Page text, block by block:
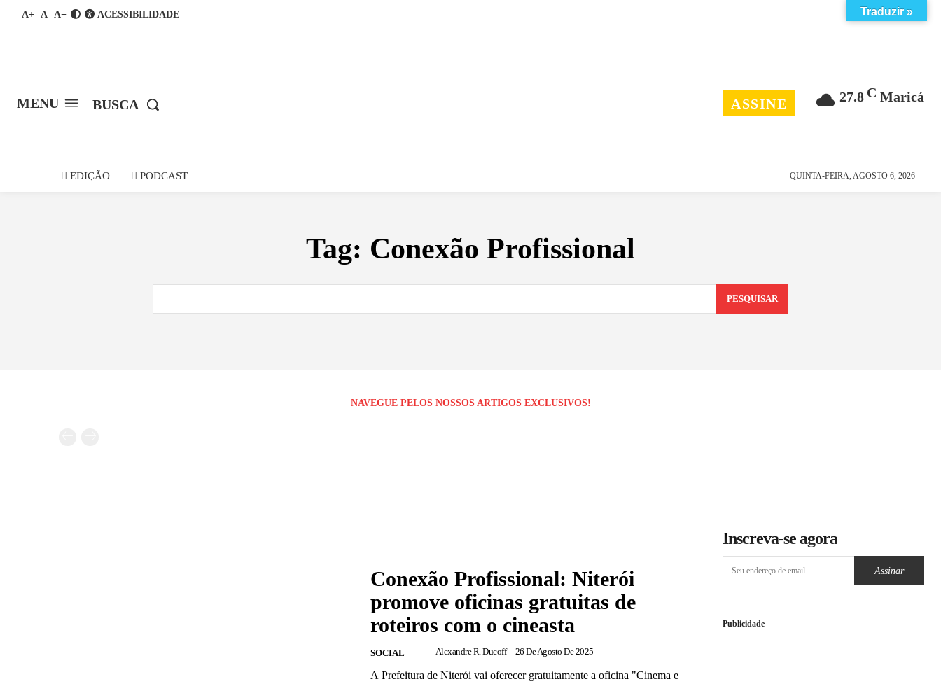
A+ A A− ACESSIBILIDADE
MENU BUSCA
27.8 C Maricá
ASSINE
EDIÇÃO PODCAST QUINTA-FEIRA, AGOSTO 6, 2026
Tag: Conexão Profissional
PESQUISAR
NAVEGUE PELOS NOSSOS ARTIGOS EXCLUSIVOS!
Conexão Profissional: Niterói
promove oficinas gratuitas de
roteiros com o cineasta
SOCIAL Alexandre R. Ducoff - 26 De Agosto De 2025
A Prefeitura de Niterói vai oferecer gratuitamente a oficina "Cinema e
Inscreva-se agora
Assinar
Publicidade
Traduzir »